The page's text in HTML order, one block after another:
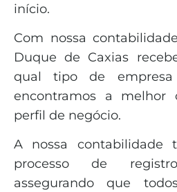
início.
Com nossa
Duque de Caxias
qual tipo de empresa
encontramos a melhor
perfil de negócio.
A nossa contabilidade
processo de
assegurando que